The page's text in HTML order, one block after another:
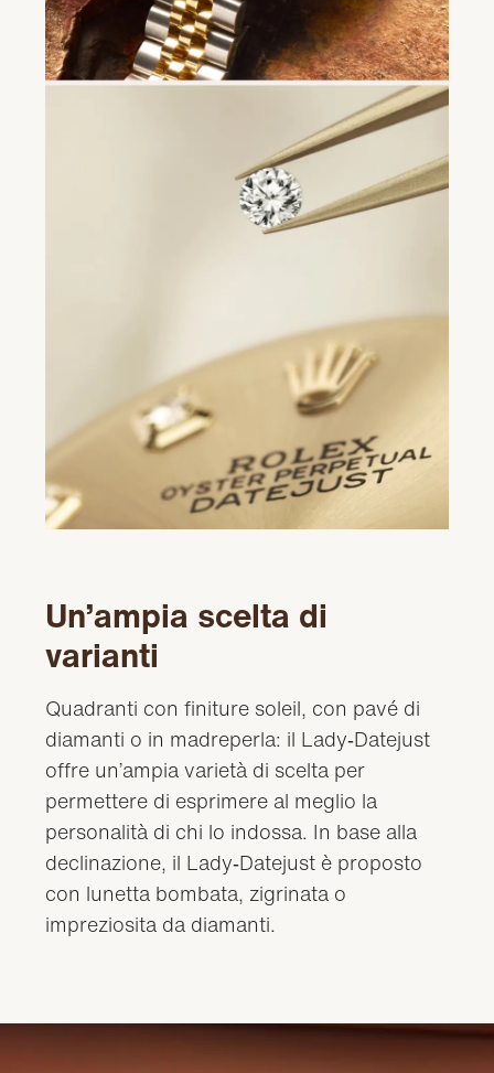
Un’ampia scelta di
varianti
Quadranti con finiture soleil, con pavé di
diamanti o in madreperla: il Lady‑Datejust
offre un’ampia varietà di scelta per
permettere di esprimere al meglio la
personalità di chi lo indossa. In base alla
declinazione, il Lady‑Datejust è proposto
con lunetta bombata, zigrinata o
impreziosita da diamanti.